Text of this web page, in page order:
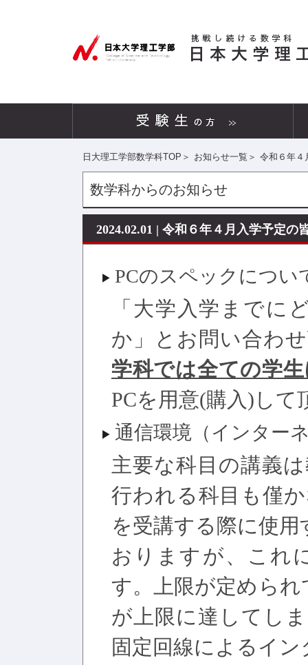
日大理工学部数学科TOP ＞ お知らせ一覧 ＞ 令和６年
数学科からのお知らせ
2024.02.01 | 令和６年４月入学予定
PCのスペックについ
「大学入学までに
か」とお問い合わ
学科では全ての学
PCを用意(購入)し
通信環境（インター
主要な科目の講義
行われる科目も僅
を受講する際に使
おりますが、これ
す。上限が定めら
が上限に達してし
固定回線によるイ